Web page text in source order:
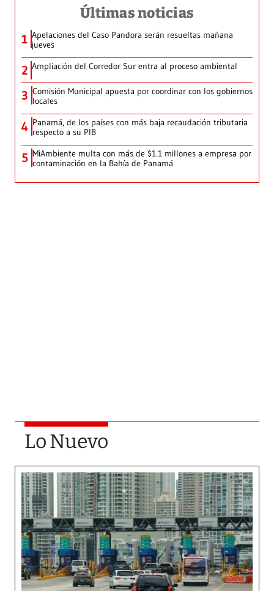
Últimas noticias
1 Apelaciones del Caso Pandora serán resueltas mañana
jueves
2 Ampliación del Corredor Sur entra al proceso ambiental
3 Comisión Municipal apuesta por coordinar con los gobiernos
locales
4 Panamá, de los países con más baja recaudación tributaria
respecto a su PIB
5 MiAmbiente multa con más de $1.1 millones a empresa por
contaminación en la Bahía de Panamá
Lo Nuevo